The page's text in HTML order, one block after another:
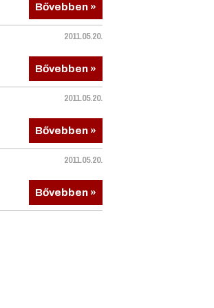
Bővebben »
2011.05.20.
Bővebben »
2011.05.20.
Bővebben »
2011.05.20.
Bővebben »